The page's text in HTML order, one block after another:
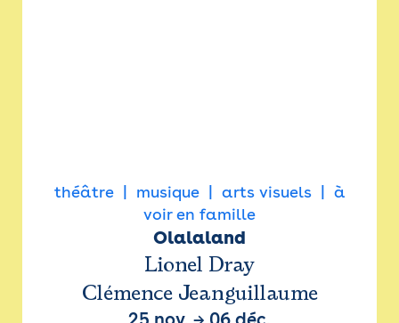
théâtre musique arts visuels
à
voir en famille
Olalaland
Lionel Dray
Clémence Jeanguillaume